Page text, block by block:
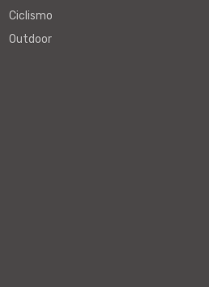
Ciclismo
Outdoor